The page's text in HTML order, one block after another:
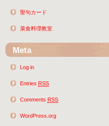
聖句カード
菜食料理教室
Meta
Log in
Entries RSS
Comments RSS
WordPress.org